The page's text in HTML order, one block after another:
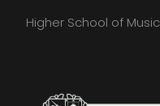
Higher School of